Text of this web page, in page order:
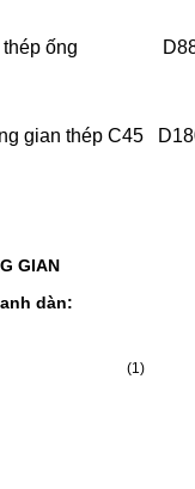
ống
gian thép C45
GIAN
dàn: